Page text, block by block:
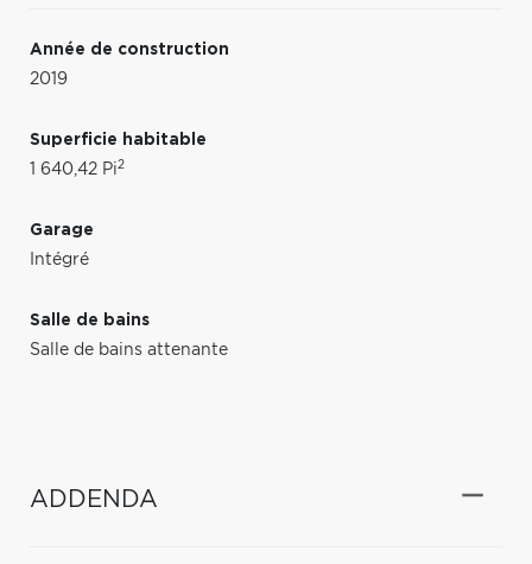
Année de construction
2019
Superficie habitable
1 640,42 Pi2
Garage
Intégré
Salle de bains
Salle de bains attenante
ADDENDA